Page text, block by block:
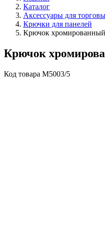
Каталог
Аксессуары для
Крючки для панелей
Крючок хромированный
Крючок
Код товара M5003/5